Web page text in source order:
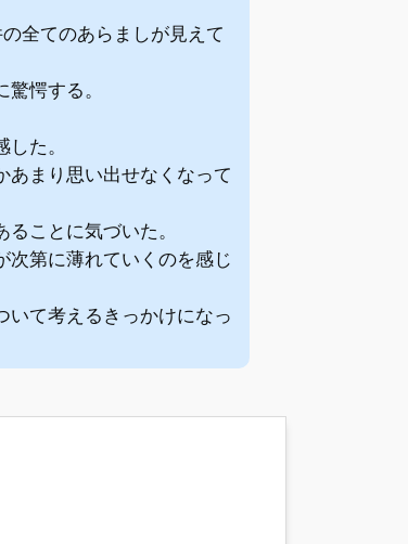
全てのあらましが見えて
愕する。
た。
あまり思い出せなくなって
ことに気づいた。
次第に薄れていくのを感じ
いて考えるきっかけになっ